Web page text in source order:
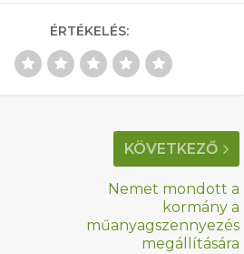
ÉRTÉKELÉS:
KÖVETKEZŐ
Nemet mondott a
kormány a
műanyagszennyezés
megállítására